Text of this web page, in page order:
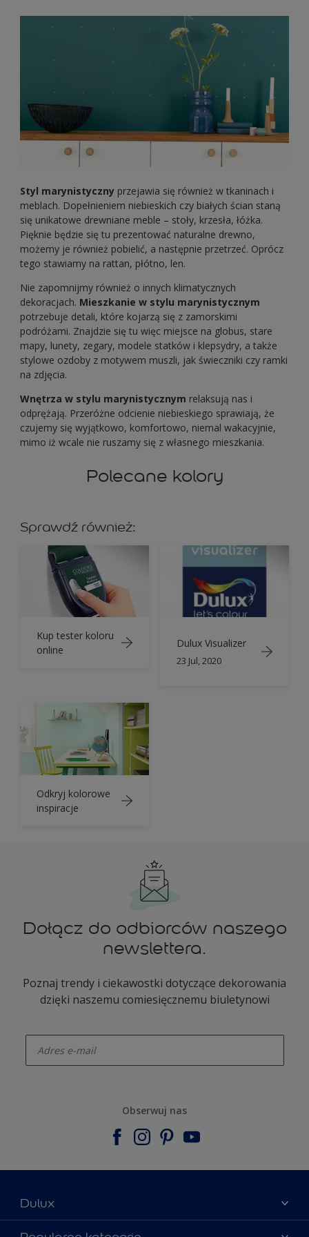
Styl marynistyczny przejawia się również w tkaninach i
meblach. Dopełnieniem niebieskich czy białych ścian staną
się unikatowe drewniane meble – stoły, krzesła, łóżka.
Pięknie będzie się tu prezentować naturalne drewno,
możemy je również pobielić, a następnie przetrzeć. Oprócz
tego stawiamy na rattan, płótno, len.
Nie zapomnijmy również o innych klimatycznych
dekoracjach. Mieszkanie w stylu marynistycznym
potrzebuje detali, które kojarzą się z zamorskimi
podróżami. Znajdzie się tu więc miejsce na globus, stare
mapy, lunety, zegary, modele statków i klepsydry, a także
stylowe ozdoby z motywem muszli, jak świeczniki czy ramki
na zdjęcia.
Wnętrza w stylu marynistycznym relaksują nas i
odprężają. Przeróżne odcienie niebieskiego sprawiają, że
czujemy się wyjątkowo, komfortowo, niemal wakacyjnie,
mimo iż wcale nie ruszamy się z własnego mieszkania.
Polecane kolory
Sprawdź również:
Kup tester koloru
online
Dulux Visualizer
23 Jul, 2020
Odkryj kolorowe
inspiracje
Dołącz do odbiorców naszego
newslettera.
Poznaj trendy i ciekawostki dotyczące dekorowania
dzięki naszemu comiesięcznemu biuletynowi
Obserwuj nas
Dulux
Materiały marketingowe